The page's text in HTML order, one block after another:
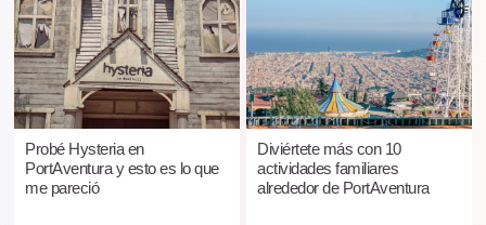
Probé Hysteria en
PortAventura y esto es lo que
me pareció
Diviértete más con 10
actividades familiares
alrededor de PortAventura